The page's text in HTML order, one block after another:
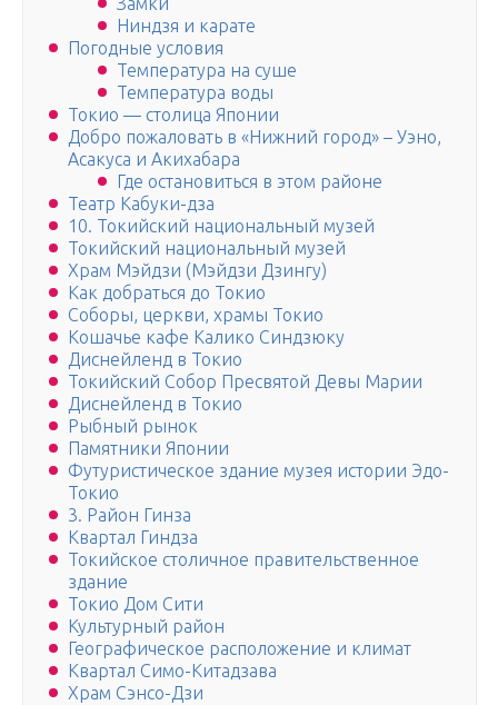
Ниндзя и карате
Погодные условия
Температура на суше
Температура воды
Токио — столица Японии
Добро пожаловать в «Нижний город» – Уэно,
Асакуса и Акихабара
Где остановиться в этом районе
Театр Кабуки-дза
10. Токийский национальный музей
Токийский национальный музей
Храм Мэйдзи (Мэйдзи Дзингу)
Как добраться до Токио
Соборы, церкви, храмы Токио
Кошачье кафе Калико Синдзюку
Диснейленд в Токио
Токийский Собор Пресвятой Девы Марии
Диснейленд в Токио
Рыбный рынок
Памятники Японии
Футуристическое здание музея истории Эдо-
Токио
3. Район Гинза
Квартал Гиндза
Токийское столичное правительственное
здание
Токио Дом Сити
Культурный район
Географическое расположение и климат
Квартал Симо-Китадзава
Храм Сэнсо-Дзи